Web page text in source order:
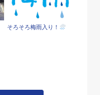
そろそろ梅雨入り！